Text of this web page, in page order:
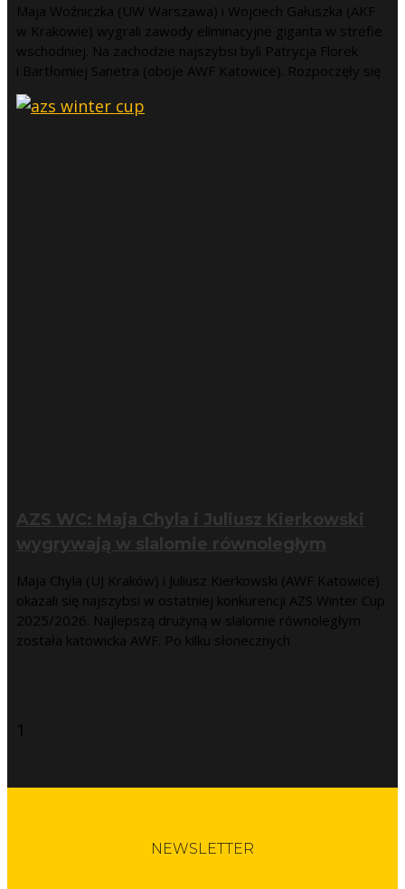
Maja Woźniczka (UW Warszawa) i Wojciech Gałuszka (AKF
w Krakowie) wygrali zawody eliminacyjne giganta w strefie
wschodniej. Na zachodzie najszybsi byli Patrycja Florek
i Bartłomiej Sanetra (oboje AWF Katowice). Rozpoczęły się
AZS WC: Maja Chyla i Juliusz Kierkowski
wygrywają w slalomie równoległym
Maja Chyla (UJ Kraków) i Juliusz Kierkowski (AWF Katowice)
okazali się najszybsi w ostatniej konkurencji AZS Winter Cup
2025/2026. Najlepszą drużyną w slalomie równoległym
została katowicka AWF. Po kilku słonecznych
NEWSLETTER